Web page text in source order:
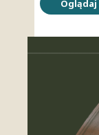
Oglądaj